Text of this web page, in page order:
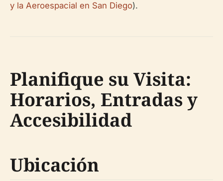
y la Aeroespacial en San Diego).
Planifique su Visita:
Horarios, Entradas y
Accesibilidad
Ubicación